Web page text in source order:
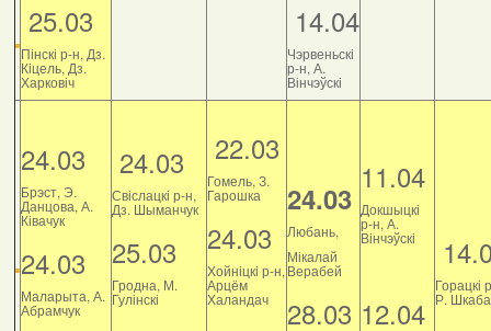
25.03
Пінскі р-н, Дз.
Кіцель, Дз.
Харковіч
14.04
Чэрвеньскі
р-н, А.
Вінчэўскі
24.03
Брэст, Э.
Данцова, А.
Ківачук
24.03
Маларыта, А.
Абрамчук
24.03
Свіслацкі р-н,
Дз. Шыманчук
25.03
Гродна, М.
Гулінскі
22.03
Гомель, З.
Гарошка
24.03
Хойніцкі р-н,
Арцём
Халандач
24.03
Любань,
Мікалай
Верабей
28.03
11.04
Докшыцкі
р-н, А.
Вінчэўскі
12.04
Горацкі
Р.